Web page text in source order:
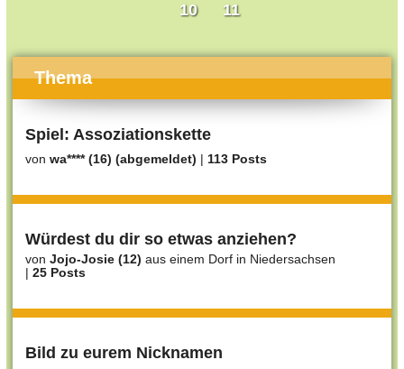
10
11
Thema
Spiel: Assoziationskette
von wa**** (16) (abgemeldet) | 113 Posts
Würdest du dir so etwas anziehen?
von Jojo-Josie (12) aus einem Dorf in Niedersachsen
| 25 Posts
Bild zu eurem Nicknamen